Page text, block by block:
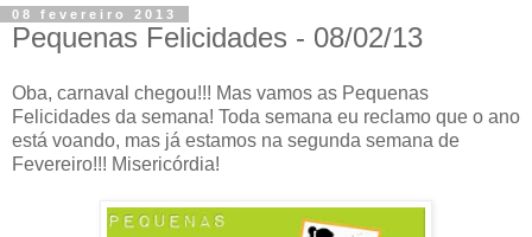
08 fevereiro 2013
Pequenas Felicidades - 08/02/13
Oba, carnaval chegou!!! Mas vamos as Pequenas
Felicidades da semana! Toda semana eu reclamo que o ano
está voando, mas já estamos na segunda semana de
Fevereiro!!! Misericórdia!